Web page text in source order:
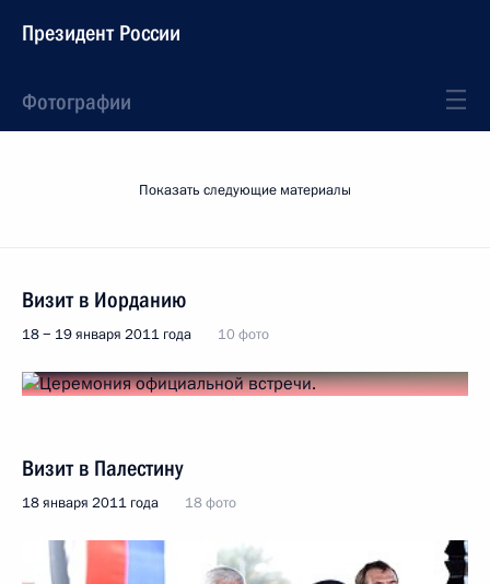
Президент России
Фотографии
Показать следующие материалы
Визит в Иорданию
18 − 19 января 2011 года 10 фото
Визит в Палестину
18 января 2011 года 18 фото